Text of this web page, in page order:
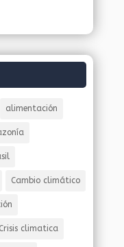
alimentación
Cambio climático
Crisis climatica